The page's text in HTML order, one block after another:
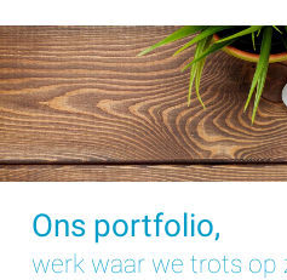
Ons portfolio,
werk waar we trots op